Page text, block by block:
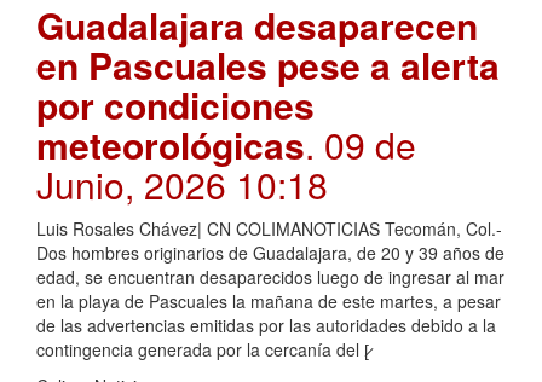
Guadalajara desaparecen
en Pascuales pese a alerta
por condiciones
meteorológicas. 09 de
Junio, 2026 10:18
Luis Rosales Chávez| CN COLIMANOTICIAS Tecomán, Col.-
Dos hombres originarios de Guadalajara, de 20 y 39 años de
edad, se encuentran desaparecidos luego de ingresar al mar
en la playa de Pascuales la mañana de este martes, a pesar
de las advertencias emitidas por las autoridades debido a la
contingencia generada por la cercanía del [̷